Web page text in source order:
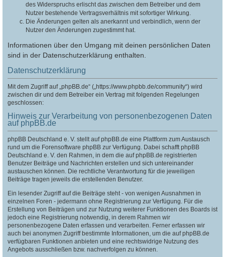
des Widerspruchs erlischt das zwischen dem Betreiber und dem
Nutzer bestehende Vertragsverhältnis mit sofortiger Wirkung.
Die Änderungen gelten als anerkannt und verbindlich, wenn der
Nutzer den Änderungen zugestimmt hat.
Informationen über den Umgang mit deinen persönlichen Daten
sind in der Datenschutzerklärung enthalten.
Datenschutzerklärung
Mit dem Zugriff auf „phpBB.de“ („https://www.phpbb.de/community“) wird
zwischen dir und dem Betreiber ein Vertrag mit folgenden Regelungen
geschlossen:
Hinweis zur Verarbeitung von personenbezogenen Daten
auf phpBB.de
phpBB Deutschland e. V. stellt auf phpBB.de eine Plattform zum Austausch
rund um die Forensoftware phpBB zur Verfügung. Dabei schafft phpBB
Deutschland e. V. den Rahmen, in dem die auf phpBB.de registrierten
Benutzer Beiträge und Nachrichten erstellen und sich untereinander
austauschen können. Die rechtliche Verantwortung für die jeweiligen
Beiträge tragen jeweils die erstellenden Benutzer.
Ein lesender Zugriff auf die Beiträge steht - von wenigen Ausnahmen in
einzelnen Foren - jedermann ohne Registrierung zur Verfügung. Für die
Erstellung von Beiträgen und zur Nutzung weiterer Funktionen des Boards ist
jedoch eine Registrierung notwendig, in derem Rahmen wir
personenbezogene Daten erfassen und verarbeiten. Ferner erfassen wir
auch bei anonymen Zugriff bestimmte Informationen, um die auf phpBB.de
verfügbaren Funktionen anbieten und eine rechtswidrige Nutzung des
Angebots ausschließen bzw. nachverfolgen zu können.